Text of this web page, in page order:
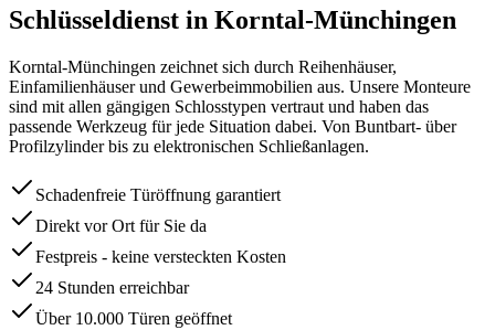
Schlüsseldienst in Korntal-Münchingen
Korntal-Münchingen zeichnet sich durch Reihenhäuser,
Einfamilienhäuser und Gewerbeimmobilien aus. Unsere Monteure
sind mit allen gängigen Schlosstypen vertraut und haben das
passende Werkzeug für jede Situation dabei. Von Buntbart- über
Profilzylinder bis zu elektronischen Schließanlagen.
Schadenfreie Türöffnung garantiert
Direkt vor Ort für Sie da
Festpreis - keine versteckten Kosten
24 Stunden erreichbar
Über 10.000 Türen geöffnet